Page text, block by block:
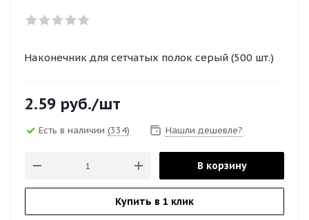
Наконечник для сетчатых полок серый (500 шт.)
2.59 руб./шт
Есть в наличии (334) Нашли дешевле?
В корзину
Купить в 1 клик